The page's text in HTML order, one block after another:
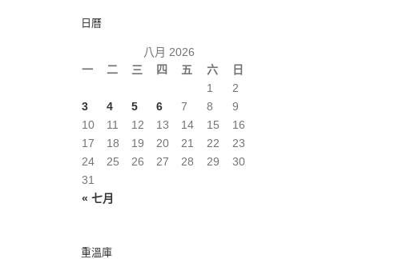
日曆
八月 2026
一
二 三 四 五 六 日
« 七月
1
2
3
4 5 6 7 8
9
10
11 12 13 14 15
16
17
18 19 20 21 22
23
24
25 26 27 28 29
30
31
重溫庫